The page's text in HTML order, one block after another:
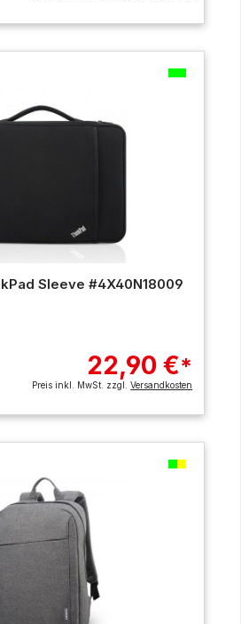
Sleeve #4X40N18009
22,90 €*
Preis inkl. MwSt. zzgl.Versandkosten